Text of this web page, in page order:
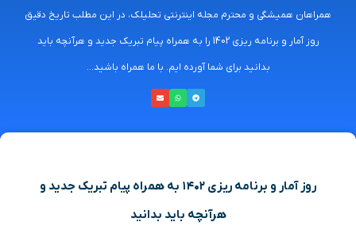
همراهان همیشگی و محترم مجله اینترنتی تحلیلک، در این مطلب تاریخ دقیق
روز آمار و برنامه ریزی 1402 را به همراه پیام تبریک جدید و هرآنچه باید
بدانید برای شما آورده ایم. با ما همراه باشید...
روز آمار و برنامه ریزی ۱۴۰۲ به همراه پیام تبریک جدید و
هرآنچه باید بدانید